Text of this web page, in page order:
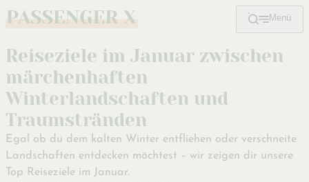
Zum
Menü
Reiseziele im Januar zwischen
märchenhaften
Winterlandschaften und
Traumstränden
Egal ob du dem kalten Winter entfliehen oder verschneite
Landschaften entdecken möchtest – wir zeigen dir unsere
Top Reiseziele im Januar.